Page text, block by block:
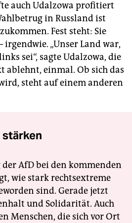
auch Udalzowa profitiert
in Russland ist
Fest steht: Sie
„Unser Land war,
sei“, sagte Udalzowa, die
ablehnt, einmal. Ob sich das
steht auf einem anderen
stärken
AfD bei den kommenden
wie stark rechtsextreme
sind. Gerade jetzt
und Solidarität. Auch
Menschen, die sich vor Ort